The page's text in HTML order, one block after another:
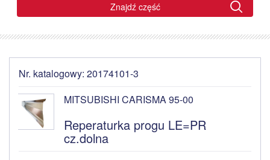
Znajdź część
Nr. katalogowy: 20174101-3
MITSUBISHI CARISMA 95-00
Reperaturka progu LE=PR
cz.dolna